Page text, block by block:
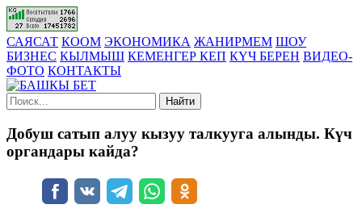
САЯСАТ КООМ ЭКОНОМИКА ЖАНИРМЕМ ШОУ
БИЗНЕС КЫЛМЫШ КЕМЕНГЕР КЕП КҮЧ БЕРЕН ВИДЕО-
ФОТО КОНТАКТЫ
Найти
Добуш сатып алуу кызуу талкууга алынды. Күч
органдары кайда?